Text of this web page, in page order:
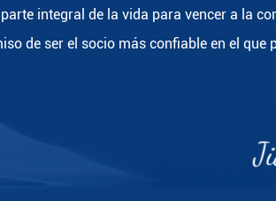
integral de la vida para vencer a la
de ser el socio más confiable en el que